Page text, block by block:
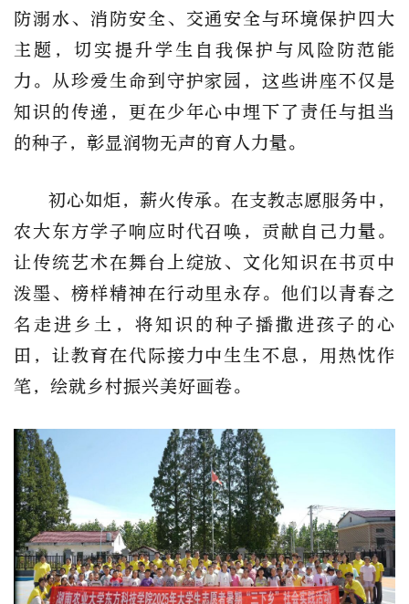
防溺水、消防安全、交通安全与环境保护四大
主题，切实提升学生自我保护与风险防范能
力。从珍爱生命到守护家园，这些讲座不仅是
知识的传递，更在少年心中埋下了责任与担当
的种子，彰显润物无声的育人力量。
初心如炬，薪火传承。在支教志愿服务中，
农大东方学子响应时代召唤，贡献自己力量。
让传统艺术在舞台上绽放、文化知识在书页中
泼墨、榜样精神在行动里永存。他们以青春之
名走进乡土，将知识的种子播撒进孩子的心
田，让教育在代际接力中生生不息，用热忱作
笔，绘就乡村振兴美好画卷。